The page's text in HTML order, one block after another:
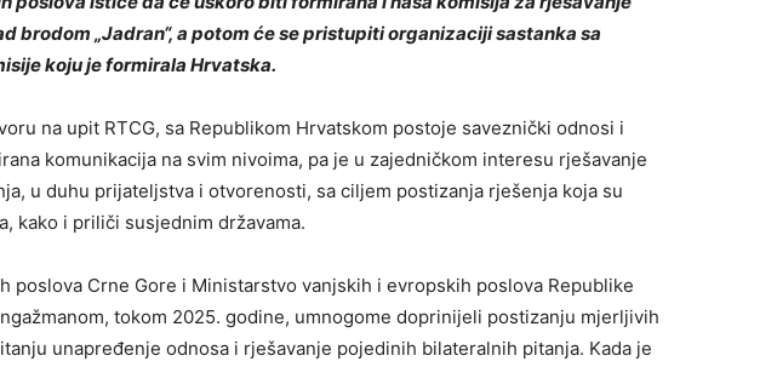
brodom „Jadran“, a potom će se pristupiti organizaciji sastanka sa
koju je formirala Hrvatska.
na upit RTCG, sa Republikom Hrvatskom postoje saveznički odnosi i
komunikacija na svim nivoima, pa je u zajedničkom interesu rješavanje
u duhu prijateljstva i otvorenosti, sa ciljem postizanja rješenja koja su
kako i priliči susjednim državama.
poslova Crne Gore i Ministarstvo vanjskih i evropskih poslova Republike
tokom 2025. godine, umnogome doprinijeli postizanju mjerljivih
unapređenje odnosa i rješavanje pojedinih bilateralnih pitanja. Kada je